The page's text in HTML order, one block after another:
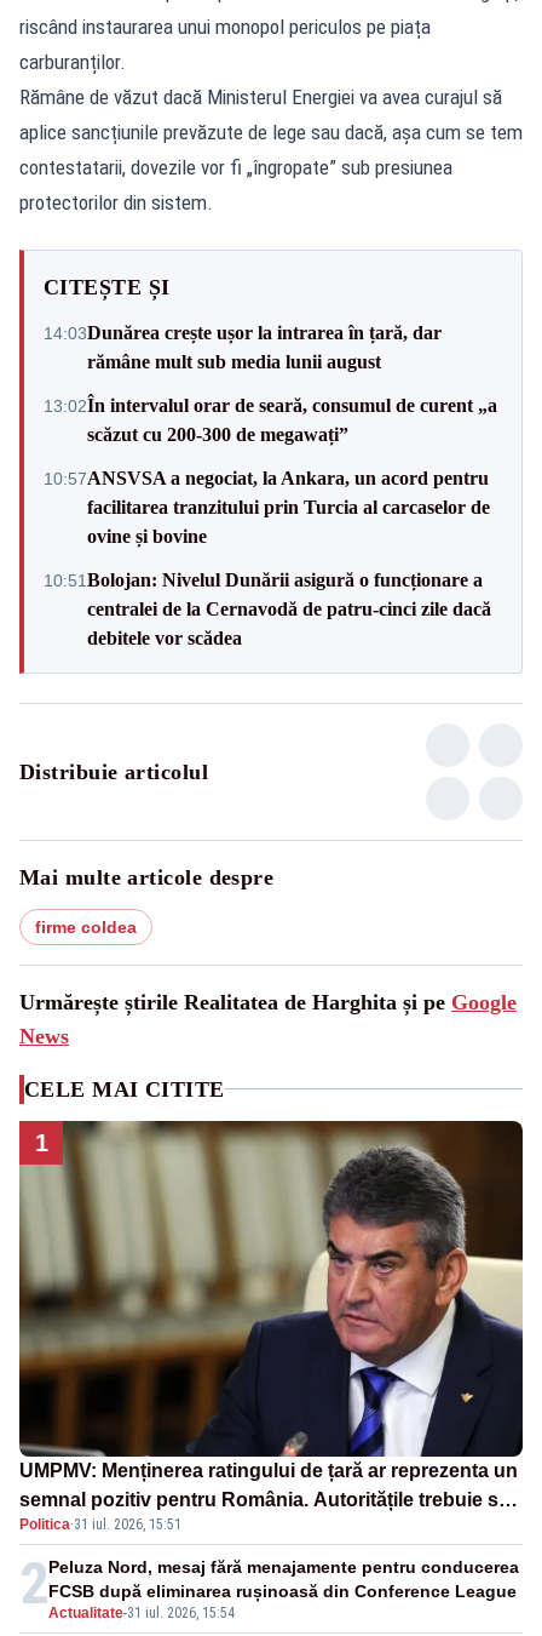
riscând instaurarea unui monopol periculos pe piața
carburanților.
Rămâne de văzut dacă Ministerul Energiei va avea curajul să
aplice sancțiunile prevăzute de lege sau dacă, așa cum se tem
contestatarii, dovezile vor fi „îngropate” sub presiunea
protectorilor din sistem.
CITEȘTE ȘI
14:03Dunărea crește ușor la intrarea în țară, dar
rămâne mult sub media lunii august
13:02În intervalul orar de seară, consumul de curent „a
scăzut cu 200-300 de megawați”
10:57ANSVSA a negociat, la Ankara, un acord pentru
facilitarea tranzitului prin Turcia al carcaselor de
ovine și bovine
10:51Bolojan: Nivelul Dunării asigură o funcționare a
centralei de la Cernavodă de patru-cinci zile dacă
debitele vor scădea
Distribuie articolul
Mai multe articole despre
firme coldea
Urmărește știrile Realitatea de Harghita și pe Google
News
CELE MAI CITITE
1
UMPMV: Menținerea ratingului de țară ar reprezenta un
semnal pozitiv pentru România. Autoritățile trebuie să
continue consolidarea stabilității economice și
financiare
Politica·31 iul. 2026, 15:51
2Actualitate-31 iul. 2026, 15:54
Peluza Nord, mesaj fără menajamente pentru conducerea
FCSB după eliminarea rușinoasă din Conference League